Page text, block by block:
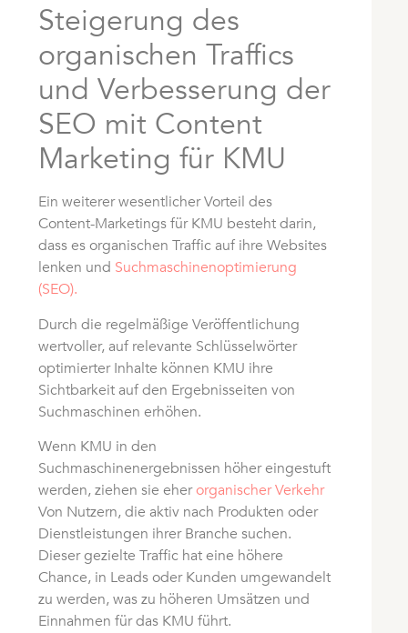
Steigerung des
organischen Traffics
und Verbesserung der
SEO mit Content
Marketing für KMU
Ein weiterer wesentlicher Vorteil des
Content-Marketings für KMU besteht darin,
dass es organischen Traffic auf ihre Websites
lenken und Suchmaschinenoptimierung
(SEO).
Durch die regelmäßige Veröffentlichung
wertvoller, auf relevante Schlüsselwörter
optimierter Inhalte können KMU ihre
Sichtbarkeit auf den Ergebnisseiten von
Suchmaschinen erhöhen.
Wenn KMU in den
Suchmaschinenergebnissen höher eingestuft
werden, ziehen sie eherorganischer Verkehr
Von Nutzern, die aktiv nach Produkten oder
Dienstleistungen ihrer Branche suchen.
Dieser gezielte Traffic hat eine höhere
Chance, in Leads oder Kunden umgewandelt
zu werden, was zu höheren Umsätzen und
Einnahmen für das KMU führt.